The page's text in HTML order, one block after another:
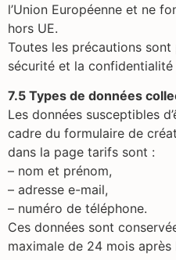
l’Union Européenne et ne
hors UE.
Toutes les précautions
sécurité et la confidentialité
7.5 Types de données
Les données susceptibles
cadre du formulaire de
dans la page tarifs sont :
– nom et prénom,
– adresse e-mail,
– numéro de téléphone.
Ces données sont
maximale de 24 mois